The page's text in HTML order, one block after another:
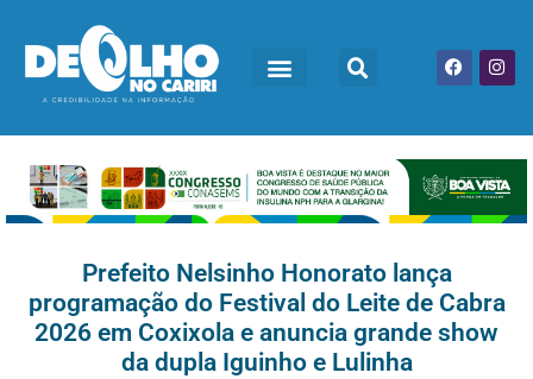
Prefeito Nelsinho Honorato lança
programação do Festival do Leite de Cabra
2026 em Coxixola e anuncia grande show
da dupla Iguinho e Lulinha